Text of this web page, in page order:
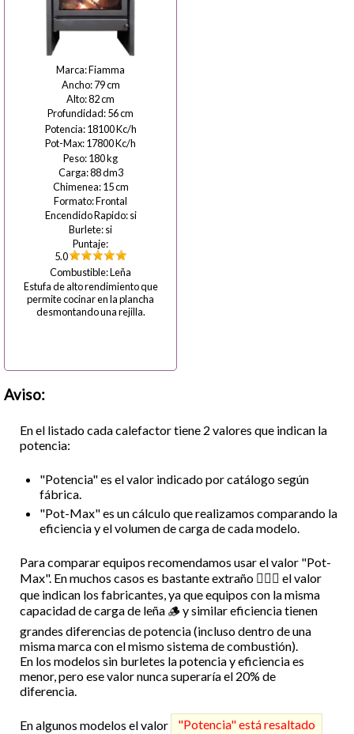
Fiamma
79
82
56
18100
17800
180
88
15
Frontal
si
si
5.0
Leña
Estufa de alto rendimiento que
permite cocinar en la plancha
desmontando una rejilla.
Aviso:
En el listado cada calefactor tiene 2 valores que indican la
potencia:
"Potencia" es el valor indicado por catálogo según
fábrica.
"Pot-Max" es un cálculo que realizamos comparando la
eficiencia y el volumen de carga de cada modelo.
Para comparar equipos recomendamos usar el valor "Pot-
Max". En muchos casos es bastante extraño 🤷🏻‍♂️ el valor
que indican los fabricantes, ya que equipos con la misma
capacidad de carga de leña 🪵 y similar eficiencia tienen
grandes diferencias de potencia (incluso dentro de una
misma marca con el mismo sistema de combustión).
En los modelos sin burletes la potencia y eficiencia es
menor, pero ese valor nunca superaría el 20% de
diferencia.
En algunos modelos el valor
"Potencia" está resaltado